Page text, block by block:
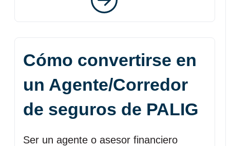
Cómo convertirse en
un Agente/Corredor
de seguros de PALIG
Ser un agente o asesor financiero